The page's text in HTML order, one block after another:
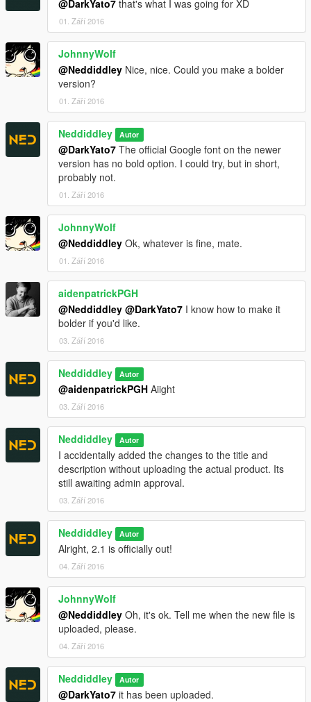
@DarkYato7 that's what I was going for XD
01. Září 2016
JohnnyWolf
@Neddiddley Nice, nice. Could you make a bolder
version?
01. Září 2016
Neddiddley Autor
@DarkYato7 The official Google font on the newer
version has no bold option. I could try, but in short,
probably not.
01. Září 2016
JohnnyWolf
@Neddiddley Ok, whatever is fine, mate.
01. Září 2016
aidenpatrickPGH
@Neddiddley @DarkYato7 I know how to make it
bolder if you'd like.
03. Září 2016
Neddiddley Autor
@aidenpatrickPGH Aiight
03. Září 2016
Neddiddley Autor
I accidentally added the changes to the title and
description without uploading the actual product. Its
still awaiting admin approval.
03. Září 2016
Neddiddley Autor
Alright, 2.1 is officially out!
04. Září 2016
JohnnyWolf
@Neddiddley Oh, it's ok. Tell me when the new file is
uploaded, please.
04. Září 2016
Neddiddley Autor
@DarkYato7 it has been uploaded.